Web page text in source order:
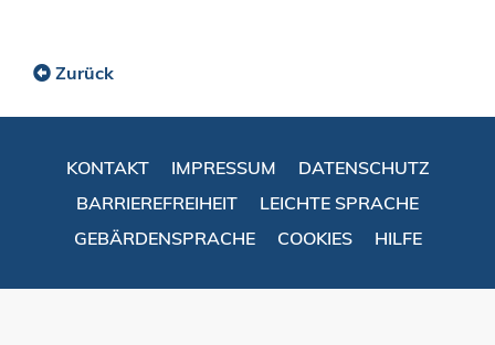
Zurück
KONTAKT IMPRESSUM
DATENSCHUTZ
BARRIEREFREIHEIT
LEICHTE SPRACHE
GEBÄRDENSPRACHE
COOKIES HILFE